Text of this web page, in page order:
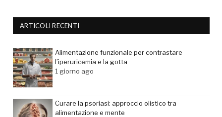
ARTICOLI RECENTI
Alimentazione funzionale per contrastare
l’iperuricemia e la gotta
1 giorno ago
Curare la psoriasi: approccio olistico tra
alimentazione e mente